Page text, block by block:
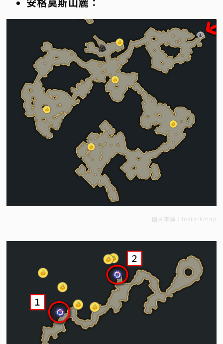
圖片來源：lostarkmap